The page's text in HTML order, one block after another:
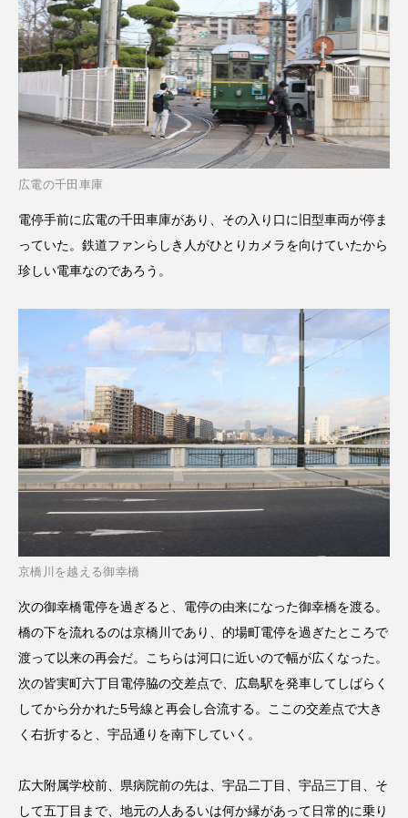
広電の千田車庫
電停手前に広電の千田車庫があり、その入り口に旧型車両が停ま
っていた。鉄道ファンらしき人がひとりカメラを向けていたから
珍しい電車なのであろう。
京橋川を越える御幸橋
次の御幸橋電停を過ぎると、電停の由来になった御幸橋を渡る。
橋の下を流れるのは京橋川であり、的場町電停を過ぎたところで
渡って以来の再会だ。こちらは河口に近いので幅が広くなった。
次の皆実町六丁目電停脇の交差点で、広島駅を発車してしばらく
してから分かれた5号線と再会し合流する。ここの交差点で大き
く右折すると、宇品通りを南下していく。
広大附属学校前、県病院前の先は、宇品二丁目、宇品三丁目、そ
して五丁目まで、地元の人あるいは何か縁があって日常的に乗り